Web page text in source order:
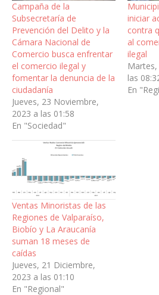
Campaña de la
Subsecretaría de
Prevención del Delito y la
Cámara Nacional de
Comercio busca enfrentar
el comercio ilegal y
fomentar la denuncia de la
ciudadanía
Jueves, 23 Noviembre,
2023 a las 01:58
En "Sociedad"
iniciar
contra
al
ilegal
las
En
Ventas Minoristas de las
Regiones de Valparaíso,
Biobío y La Araucanía
suman 18 meses de
caídas
Jueves, 21 Diciembre,
2023 a las 01:10
En "Regional"